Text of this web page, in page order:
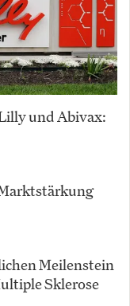
und Abivax:
Meilenstein
Sklerose